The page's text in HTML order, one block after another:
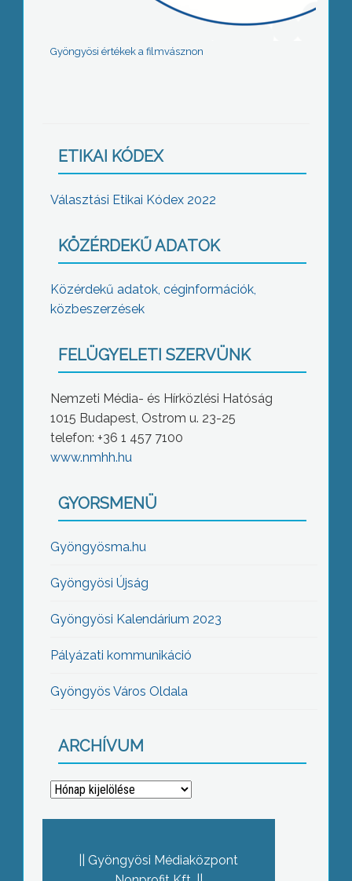
Gyöngyösi értékek a filmvásznon
ETIKAI KÓDEX
Választási Etikai Kódex 2022
KÖZÉRDEKŰ ADATOK
Közérdekű adatok, céginformációk,
közbeszerzések
FELÜGYELETI SZERVÜNK
Nemzeti Média- és Hírközlési Hatóság
1015 Budapest, Ostrom u. 23-25
telefon: +36 1 457 7100
www.nmhh.hu
GYORSMENÜ
Gyöngyösma.hu
Gyöngyösi Újság
Gyöngyösi Kalendárium 2023
Pályázati kommunikáció
Gyöngyös Város Oldala
ARCHÍVUM
Archívum
Gyöngyösi Médiaközpont